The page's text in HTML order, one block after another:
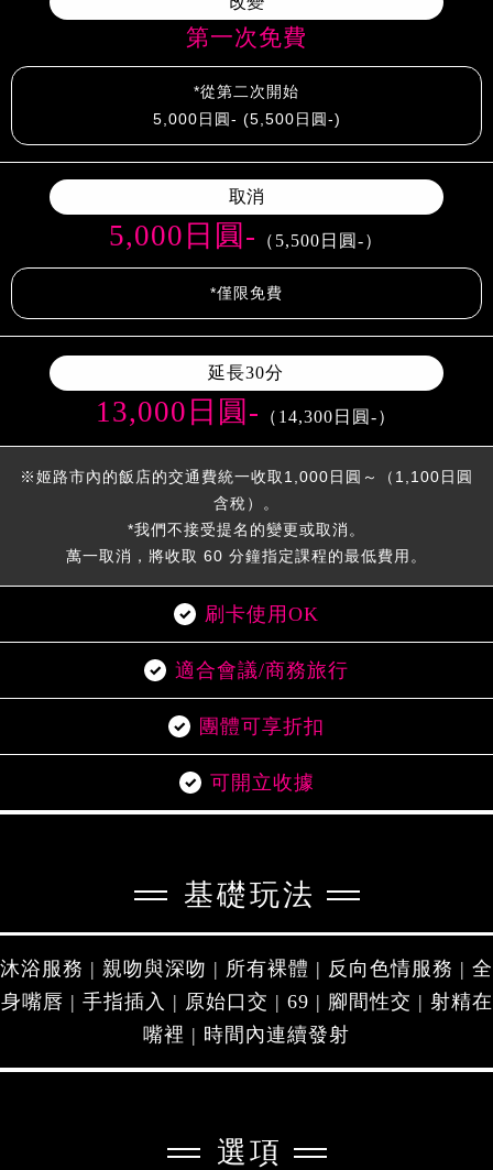
第一次免費
*從第二次開始
5,000日圓- (5,500日圓-)
取消
5,000日圓- （5,500日圓-）
*僅限免費
延長30分
13,000日圓- （14,300日圓-）
※姬路市內的飯店的交通費統一收取1,000日圓～（1,100日圓
含稅）。
*我們不接受提名的變更或取消。
萬一取消，將收取 60 分鐘指定課程的最低費用。
刷卡使用OK
適合會議/商務旅行
團體可享折扣
可開立收據
基礎玩法
沐浴服務 | 親吻與深吻 | 所有裸體 | 反向色情服務 | 全
身嘴唇 | 手指插入 | 原始口交 | 69 | 腳間性交 | 射精在
嘴裡 | 時間內連續發射
選項